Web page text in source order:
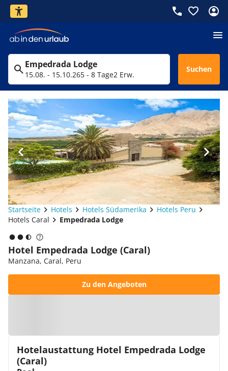
Empedrada Lodge
15.08. - 15.10.265 - 8 Tage2 Erw.
Suchen
Startseite Hotels Hotels Südamerika
Hotels Peru
Hotels Caral
Empedrada Lodge
Hotel Empedrada Lodge (Caral)
Manzana, Caral, Peru
Zu den Angeboten
Hotelaustattung Hotel Empedrada Lodge
(Caral)